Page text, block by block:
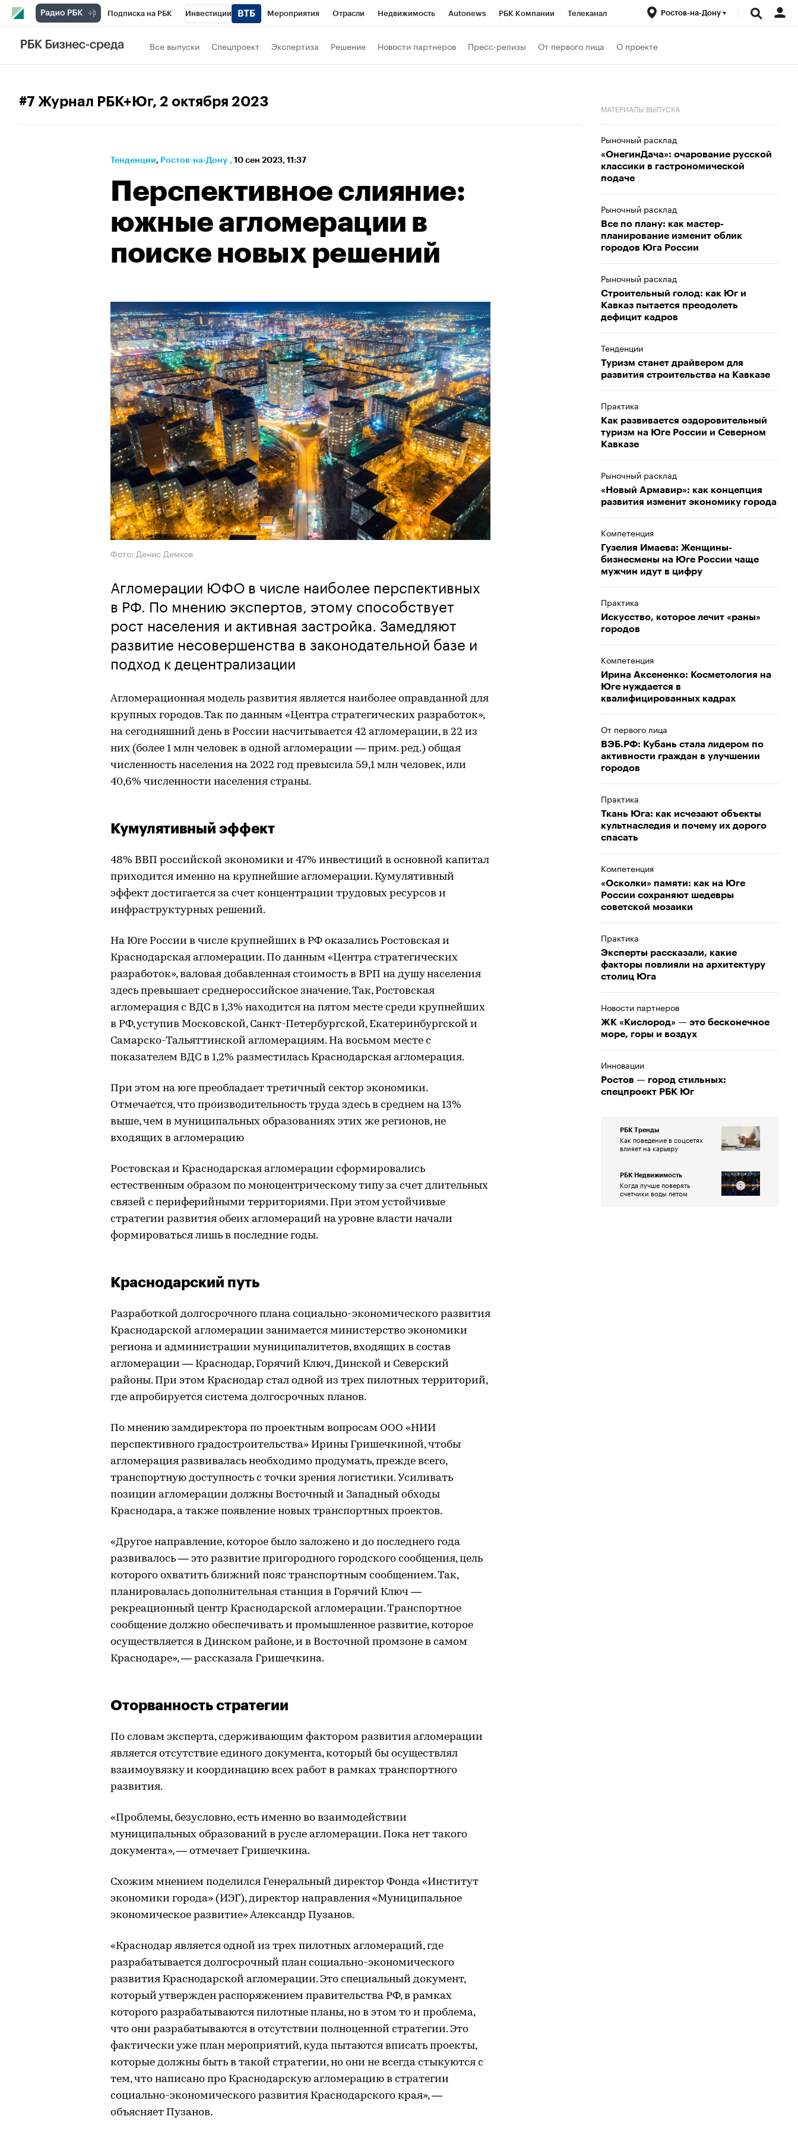
Подписка на РБК Инвестиции Мероприятия Отрасли Недвижимость Autonews РБК Компании Телеканал
РБК Вино
Франшизы
Ростов-на-Дону
Все выпуски Спецпроект Экспертиза Решение Новости партнеров Пресс-релизы От первого лица О проекте
#7 Журнал РБК+Юг, 2 октября 2023
Тенденции⁠, Ростов-на-Дону , 10 сен 2023, 11:37
Перспективное слияние:
южные агломерации в
поиске новых решений
Фото: Денис Демков
Агломерации ЮФО в числе наиболее перспективных
в РФ. По мнению экспертов, этому способствует
рост населения и активная застройка. Замедляют
развитие несовершенства в законодательной базе и
подход к децентрализации
Агломерационная модель развития является наиболее оправданной для
крупных городов. Так по данным «Центра стратегических разработок»,
на сегодняшний день в России насчитывается 42 агломерации, в 22 из
них (более 1 млн человек в одной агломерации — прим. ред.) общая
численность населения на 2022 год превысила 59,1 млн человек, или
40,6% численности населения страны.
Кумулятивный эффект
48% ВВП российской экономики и 47% инвестиций в основной капитал
приходится именно на крупнейшие агломерации. Кумулятивный
эффект достигается за счет концентрации трудовых ресурсов и
инфраструктурных решений.
На Юге России в числе крупнейших в РФ оказались Ростовская и
Краснодарская агломерации. По данным «Центра стратегических
разработок», валовая добавленная стоимость в ВРП на душу населения
здесь превышает среднероссийское значение. Так, Ростовская
агломерация с ВДС в 1,3% находится на пятом месте среди крупнейших
в РФ, уступив Московской, Санкт-Петербургской, Екатеринбургской и
Самарско-Тальяттинской агломерациям. На восьмом месте с
показателем ВДС в 1,2% разместилась Краснодарская агломерация.
При этом на юге преобладает третичный сектор экономики.
Отмечается, что производительность труда здесь в среднем на 13%
выше, чем в муниципальных образованиях этих же регионов, не
входящих в агломерацию
Ростовская и Краснодарская агломерации сформировались
естественным образом по моноцентрическому типу за счет длительных
связей с периферийными территориями. При этом устойчивые
стратегии развития обеих агломераций на уровне власти начали
формироваться лишь в последние годы.
Краснодарский путь
Разработкой долгосрочного плана социально-экономического развития
Краснодарской агломерации занимается министерство экономики
региона и администрации муниципалитетов, входящих в состав
агломерации — Краснодар, Горячий Ключ, Динской и Северский
районы. При этом Краснодар стал одной из трех пилотных территорий,
где апробируется система долгосрочных планов.
По мнению замдиректора по проектным вопросам ООО «НИИ
перспективного градостроительства» Ирины Гришечкиной, чтобы
агломерация развивалась необходимо продумать, прежде всего,
транспортную доступность с точки зрения логистики. Усиливать
позиции агломерации должны Восточный и Западный обходы
Краснодара, а также появление новых транспортных проектов.
«Другое направление, которое было заложено и до последнего года
развивалось — это развитие пригородного городского сообщения, цель
которого охватить ближний пояс транспортным сообщением. Так,
планировалась дополнительная станция в Горячий Ключ —
рекреационный центр Краснодарской агломерации. Транспортное
сообщение должно обеспечивать и промышленное развитие, которое
осуществляется в Динском районе, и в Восточной промзоне в самом
Краснодаре», — рассказала Гришечкина.
Оторванность стратегии
По словам эксперта, сдерживающим фактором развития агломерации
является отсутствие единого документа, который бы осуществлял
взаимоувязку и координацию всех работ в рамках транспортного
развития.
«Проблемы, безусловно, есть именно во взаимодействии
муниципальных образований в русле агломерации. Пока нет такого
документа», — отмечает Гришечкина.
Схожим мнением поделился Генеральный директор Фонда «Институт
экономики города» (ИЭГ), директор направления «Муниципальное
экономическое развитие» Александр Пузанов.
«Краснодар является одной из трех пилотных агломераций, где
разрабатывается долгосрочный план социально-экономического
развития Краснодарской агломерации. Это специальный документ,
который утвержден распоряжением правительства РФ, в рамках
которого разрабатываются пилотные планы, но в этом то и проблема,
что они разрабатываются в отсутствии полноценной стратегии. Это
фактически уже план мероприятий, куда пытаются вписать проекты,
которые должны быть в такой стратегии, но они не всегда стыкуются с
тем, что написано про Краснодарскую агломерацию в стратегии
социально-экономического развития Краснодарского края», —
объясняет Пузанов.
МАТЕРИАЛЫ ВЫПУСКА
Рыночный расклад
«ОнегинДача»: очарование русской
классики в гастрономической
подаче
Рыночный расклад
Все по плану: как мастер-
планирование изменит облик
городов Юга России
Рыночный расклад
Строительный голод: как Юг и
Кавказ пытается преодолеть
дефицит кадров
Тенденции
Туризм станет драйвером для
развития строительства на Кавказе
Практика
Как развивается оздоровительный
туризм на Юге России и Северном
Кавказе
Рыночный расклад
«Новый Армавир»: как концепция
развития изменит экономику города
Компетенция
Гузелия Имаева: Женщины-
бизнесмены на Юге России чаще
мужчин идут в цифру
Практика
Искусство, которое лечит «раны»
городов
Компетенция
Ирина Аксененко: Косметология на
Юге нуждается в
квалифицированных кадрах
От первого лица
ВЭБ.РФ: Кубань стала лидером по
активности граждан в улучшении
городов
Практика
Ткань Юга: как исчезают объекты
культнаследия и почему их дорого
спасать
Компетенция
«Осколки» памяти: как на Юге
России сохраняют шедевры
советской мозаики
Практика
Эксперты рассказали, какие
факторы повлияли на архитектуру
столиц Юга
Новости партнеров
ЖК «Кислород» — это бесконечное
море, горы и воздух
Инновации
Ростов — город стильных:
спецпроект РБК Юг
РБК Тренды
Как поведение в соцсетях
влияет на карьеру
РБК Недвижимость
Когда лучше поверять
счетчики воды летом